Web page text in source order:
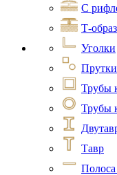
С
Т-
Уголки
Прутки
Трубы
Трубы
Тавр